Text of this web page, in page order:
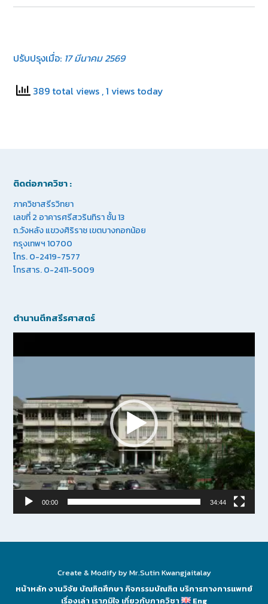
ปรับปรุงเมื่อ: 17 มีนาคม 2569
389 total views , 1 views today
ติดต่อภาควิชา :
ภาควิชาสรีรวิทยา
เลขที่ 2 อาคารศรีสวรินทิรา ชั้น 13
ถ.วังหลัง แขวงศิริราช เขตบางกอกน้อย
กรุงเทพฯ 10700
โทร. 0-2419-7577
โทรสาร. 0-2411-5009
ตำนานตึกสรีรศาสตร์
00:00 34:44
Create & Modify by Mr.Sutin Kwangjaitalay
หน้าหลัก งานวิจัย บัณฑิตศึกษา กิจกรรมบัณฑิต บริการทางการแพทย์
เรื่องเล่า เราภูมิใจ เกี่ยวกับภาควิชา Eng